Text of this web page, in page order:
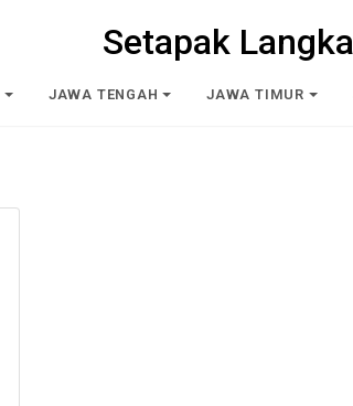
Setapak
JAWA TENGAH JAWA TIMUR